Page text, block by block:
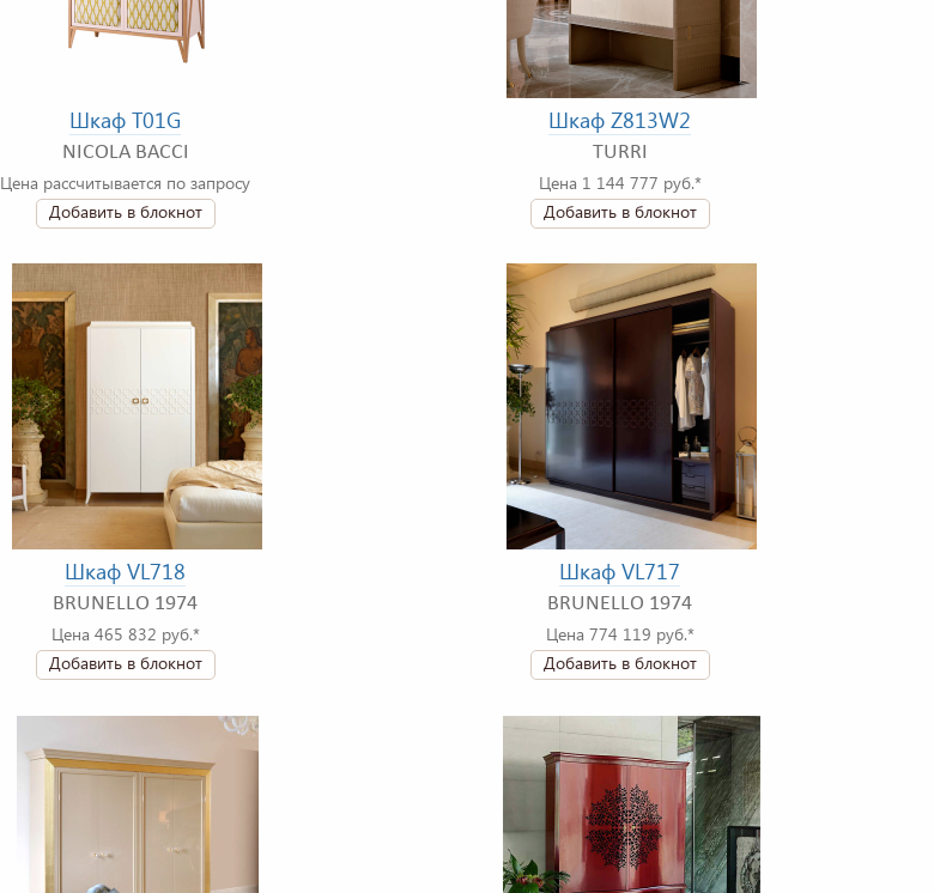
Шкаф T01G
NICOLA BACCI
Цена рассчитывается по запросу
Добавить в блокнот
Шкаф Z813W2
TURRI
Цена 1 144 777 руб.*
Добавить в блокнот
Шкаф VL718
BRUNELLO 1974
Цена 465 832 руб.*
Добавить в блокнот
Шкаф VL717
BRUNELLO 1974
Цена 774 119 руб.*
Добавить в блокнот